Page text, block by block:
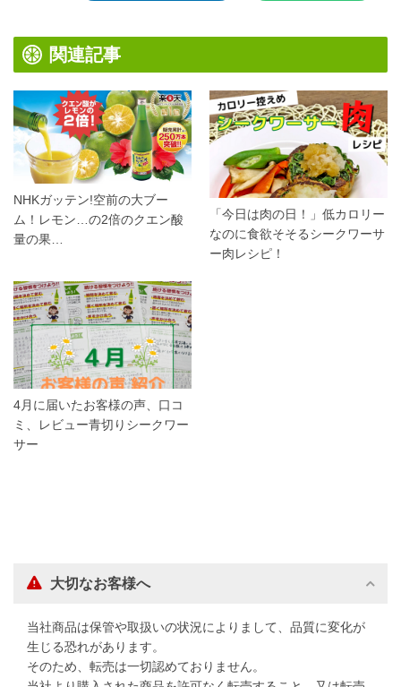
関連記事
NHKガッテン!空前の大ブー
ム！レモン…の2倍のクエン酸
量の果…
「今日は肉の日！」低カロリー
なのに食欲そそるシークワーサ
ー肉レシピ！
4月に届いたお客様の声、口コ
ミ、レビュー青切りシークワー
サー
大切なお客様へ
当社商品は保管や取扱いの状況によりまして、品質に変化が
生じる恐れがあります。
そのため、転売は一切認めておりません。